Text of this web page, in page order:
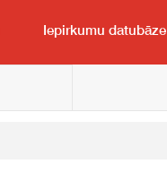
Iepirkumu datubāze